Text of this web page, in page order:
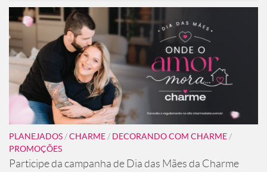
PLANEJADOS/CHARME/ DECORANDO COM CHARME/
PROMOÇÕES
Participe da campanha de Dia das Mães da Charme